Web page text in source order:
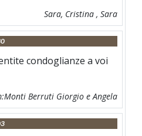
Sara, Cristina , Sara
condoglianze a voi
Berruti Giorgio e Angela